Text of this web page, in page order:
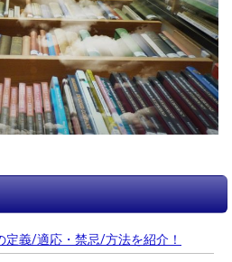
定義/適応・禁忌/方法を紹介！